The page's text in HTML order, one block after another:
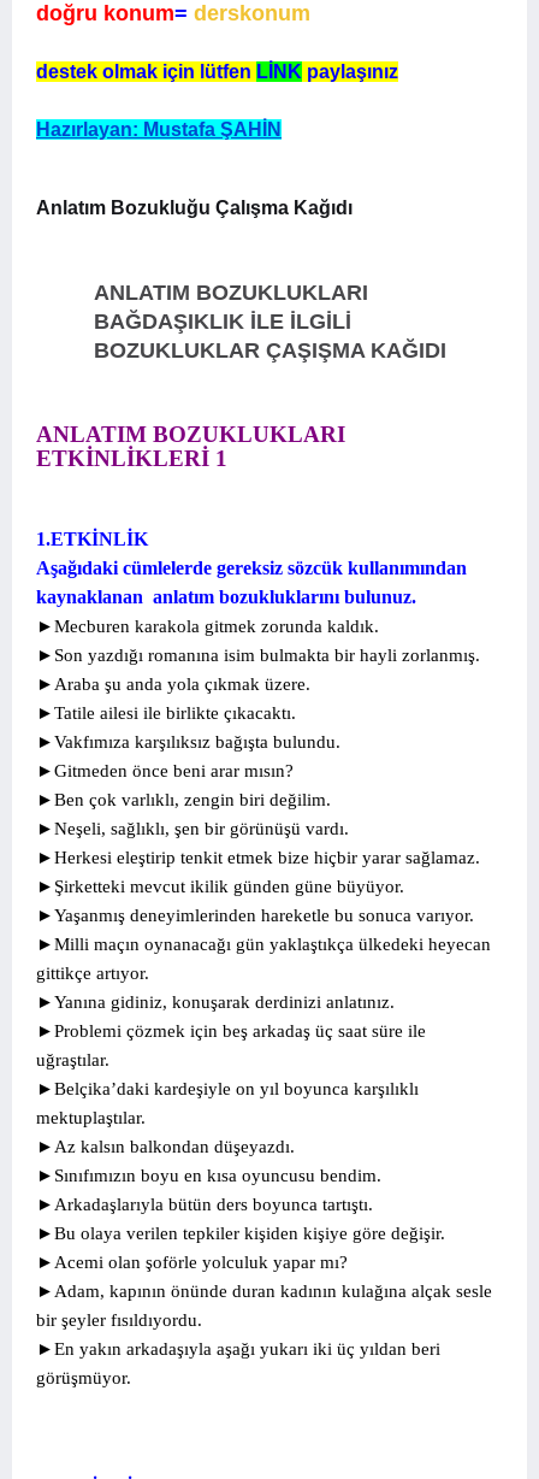
doğru konum= derskonum
destek olmak için lütfen LİNK paylaşınız
Hazırlayan: Mustafa ŞAHİN
Anlatım Bozukluğu Çalışma Kağıdı
ANLATIM BOZUKLUKLARI
BAĞDAŞIKLIK İLE İLGİLİ
BOZUKLUKLAR ÇAŞIŞMA KAĞIDI
ANLATIM BOZUKLUKLARI
ETKİNLİKLERİ 1
1.ETKİNLİK
Aşağıdaki cümlelerde gereksiz sözcük kullanımından
kaynaklanan anlatım bozukluklarını bulunuz.
►Mecburen karakola gitmek zorunda kaldık.
►Son yazdığı romanına isim bulmakta bir hayli zorlanmış.
►Araba şu anda yola çıkmak üzere.
►Tatile ailesi ile birlikte çıkacaktı.
►Vakfımıza karşılıksız bağışta bulundu.
►Gitmeden önce beni arar mısın?
►Ben çok varlıklı, zengin biri değilim.
►Neşeli, sağlıklı, şen bir görünüşü vardı.
►Herkesi eleştirip tenkit etmek bize hiçbir yarar sağlamaz.
►Şirketteki mevcut ikilik günden güne büyüyor.
►Yaşanmış deneyimlerinden hareketle bu sonuca varıyor.
►Milli maçın oynanacağı gün yaklaştıkça ülkedeki heyecan
gittikçe artıyor.
►Yanına gidiniz, konuşarak derdinizi anlatınız.
►Problemi çözmek için beş arkadaş üç saat süre ile
uğraştılar.
►Belçika’daki kardeşiyle on yıl boyunca karşılıklı
mektuplaştılar.
►Az kalsın balkondan düşeyazdı.
►Sınıfımızın boyu en kısa oyuncusu bendim.
►Arkadaşlarıyla bütün ders boyunca tartıştı.
►Bu olaya verilen tepkiler kişiden kişiye göre değişir.
►Acemi olan şoförle yolculuk yapar mı?
►Adam, kapının önünde duran kadının kulağına alçak sesle
bir şeyler fısıldıyordu.
►En yakın arkadaşıyla aşağı yukarı iki üç yıldan beri
görüşmüyor.